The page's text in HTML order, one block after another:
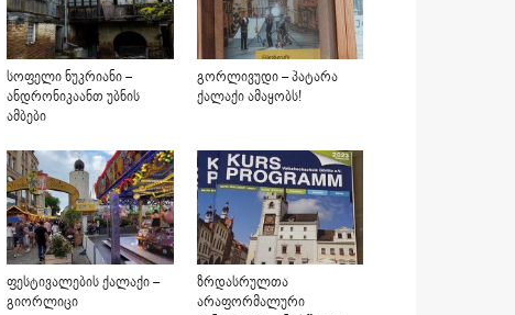
სოფელი ნუკრიანი –
ანდრონიკაანთ უბნის
ამბები
გორლივუდი – პატარა
ქალაქი ამაყობს!
ფესტივალების ქალაქი –
გიორლიცი
ზრდასრულთა
არაფორმალური